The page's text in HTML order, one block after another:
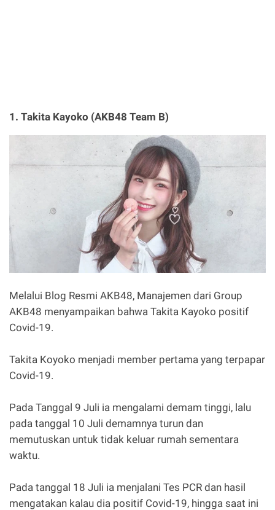
1. Takita Kayoko (AKB48 Team B)
Melalui Blog Resmi AKB48, Manajemen dari Group
AKB48 menyampaikan bahwa Takita Kayoko positif
Covid-19.
Takita Koyoko menjadi member pertama yang terpapar
Covid-19.
Pada Tanggal 9 Juli ia mengalami demam tinggi, lalu
pada tanggal 10 Juli demamnya turun dan
memutuskan untuk tidak keluar rumah sementara
waktu.
Pada tanggal 18 Juli ia menjalani Tes PCR dan hasil
mengatakan kalau dia positif Covid-19, hingga saat ini